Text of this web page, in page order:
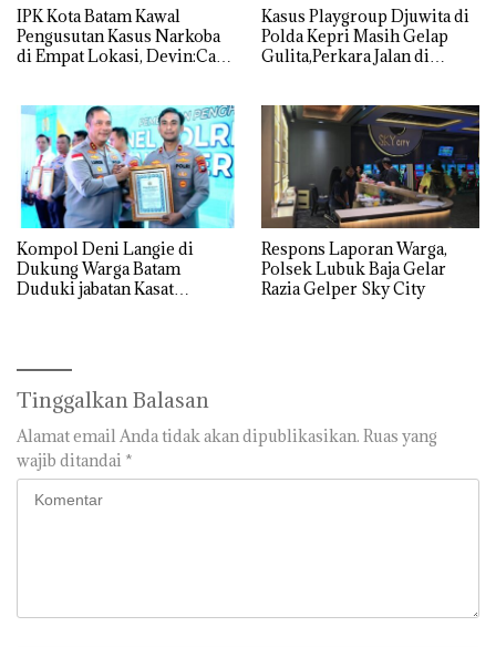
IPK Kota Batam Kawal
Pengusutan Kasus Narkoba
di Empat Lokasi, Devin:Cari
Kasus Playgroup Djuwita di
Polda Kepri Masih Gelap
Gulita,Perkara Jalan di
Kompol Deni Langie di
Dukung Warga Batam
Duduki jabatan Kasat
Respons Laporan Warga,
Polsek Lubuk Baja Gelar
Razia Gelper Sky City
Tinggalkan Balasan
Alamat email Anda tidak akan dipublikasikan. Ruas yang
wajib ditandai *